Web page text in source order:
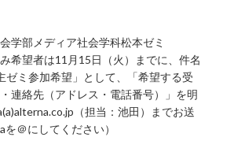
学部メディア社会学科松本ゼミ
み希望者は11月15日（火）までに、件名
ゼミ参加希望」として、「希望する受
連絡先（アドレス・電話番号）」を明
（担当：池田）までお送
を＠にしてください）